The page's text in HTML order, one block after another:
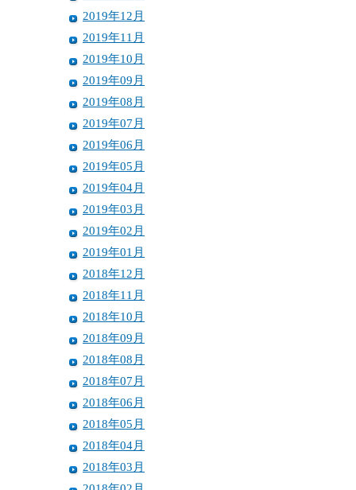
2019年12月
2019年11月
2019年10月
2019年09月
2019年08月
2019年07月
2019年06月
2019年05月
2019年04月
2019年03月
2019年02月
2019年01月
2018年12月
2018年11月
2018年10月
2018年09月
2018年08月
2018年07月
2018年06月
2018年05月
2018年04月
2018年03月